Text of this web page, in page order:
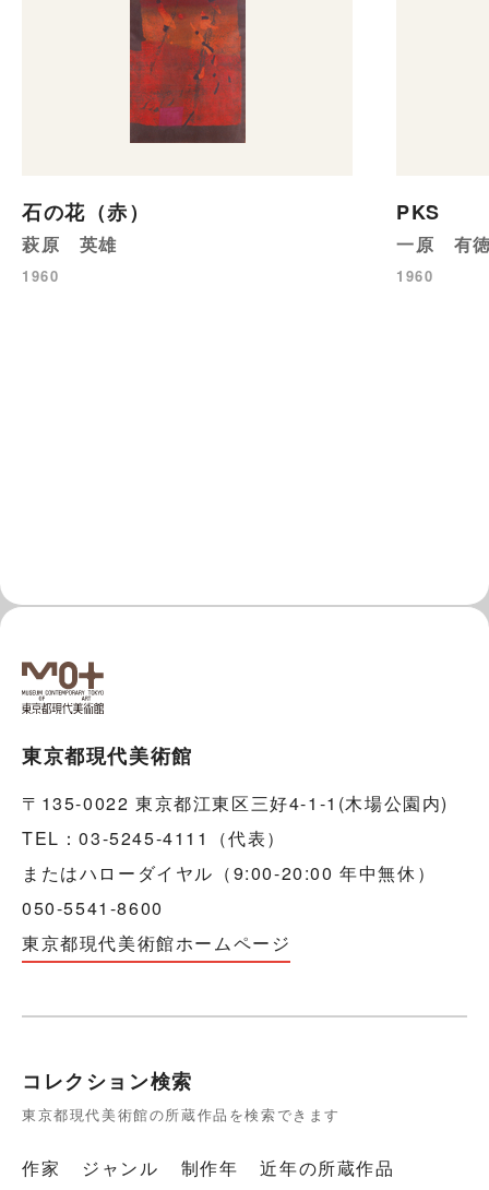
石の花（赤）
萩原 英雄
1960
PKS
一原 有
1960
東京都現代美術館
〒135-0022 東京都江東区三好4-1-1(木場公園内)
TEL：03-5245-4111（代表）
またはハローダイヤル（9:00-20:00 年中無休）
050-5541-8600
東京都現代美術館ホームページ
コレクション検索
東京都現代美術館の所蔵作品を検索できます
作家 ジャンル 制作年 近年の所蔵作品